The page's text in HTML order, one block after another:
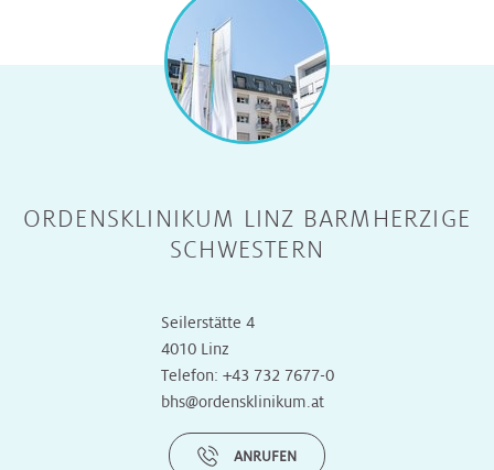
ORDENSKLINIKUM LINZ BARMHERZIGE
SCHWESTERN
Seilerstätte 4
4010 Linz
Telefon: +43 732 7677-0
bhs@ordensklinikum.at
ANRUFEN